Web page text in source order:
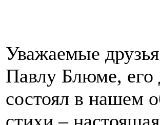
Уважаемые
Павлу Блюме,
состоял в нашем